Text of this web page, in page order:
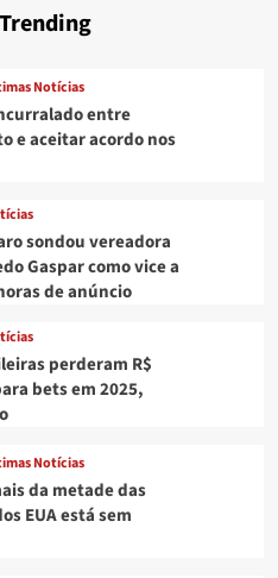
Notícias
entre
e aceitar acordo nos
sondou vereadora
Gaspar como vice a
de anúncio
perderam R$
bets em 2025,
Notícias
da metade das
EUA está sem